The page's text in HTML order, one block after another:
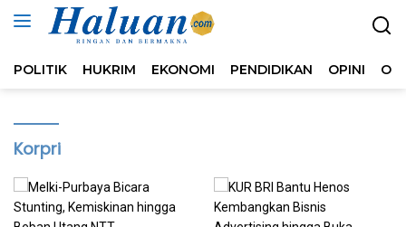
Langsung
POLITIK HUKRIM EKONOMI PENDIDIKAN OPINI
Korpri